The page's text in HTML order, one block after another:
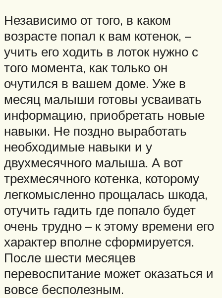
Независимо от того, в каком
возрасте попал к вам котенок, –
учить его ходить в лоток нужно с
того момента, как только он
очутился в вашем доме. Уже в
месяц малыши готовы усваивать
информацию, приобретать новые
навыки. Не поздно выработать
необходимые навыки и у
двухмесячного малыша. А вот
трехмесячного котенка, которому
легкомысленно прощалась шкода,
отучить гадить где попало будет
очень трудно – к этому времени его
характер вполне сформируется.
После шести месяцев
перевоспитание может оказаться и
вовсе бесполезным.